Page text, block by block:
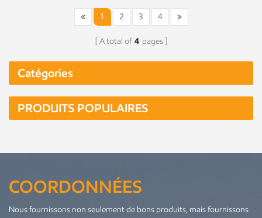
1 2 3 4
A total of 4 pages
Catégories
PRODUITS POPULAIRES
COORDONNÉES
Nous fournissons non seulement de bons produits, mais fournissons